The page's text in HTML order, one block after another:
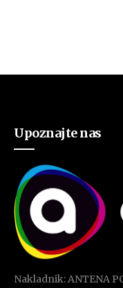
Upoznajte nas
Nakladnik: ANTENA